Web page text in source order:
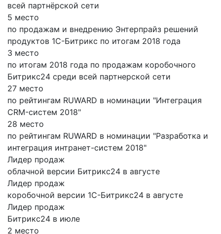
всей партнёрской сети
5 место
по продажам и внедрению Энтерпрайз решений
продуктов 1С-Битрикс по итогам 2018 года
3 место
по итогам 2018 года по продажам коробочного
Битрикс24 среди всей партнерской сети
27 место
по рейтингам RUWARD в номинации "Интеграция
CRM-систем 2018"
28 место
по рейтингам RUWARD в номинации "Разработка и
интеграция интранет-систем 2018"
Лидер продаж
облачной версии Битрикс24 в августе
Лидер продаж
коробочной версии 1С-Битрикс24 в августе
Лидер продаж
Битрикс24 в июле
2 место